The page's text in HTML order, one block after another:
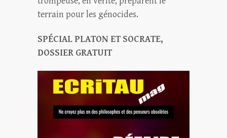
terrain pour les génocides.
SPÉCIAL PLATON ET SOCRATE,
DOSSIER GRATUIT